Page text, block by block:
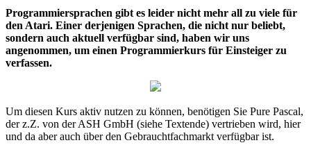
Programmiersprachen gibt es leider nicht mehr all zu viele für
den Atari. Einer derjenigen Sprachen, die nicht nur beliebt,
sondern auch aktuell verfügbar sind, haben wir uns
angenommen, um einen Programmierkurs für Einsteiger zu
verfassen.
Um diesen Kurs aktiv nutzen zu können, benötigen Sie Pure Pascal,
der z.Z. von der ASH GmbH (siehe Textende) vertrieben wird, hier
und da aber auch über den Gebrauchtfachmarkt verfügbar ist.